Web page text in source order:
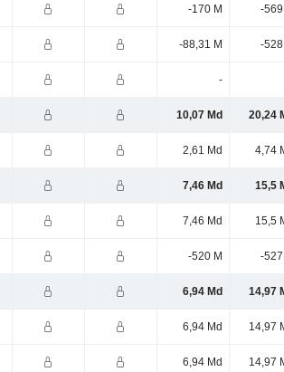
-170 M -569
-88,31 M -528
-
10,07 Md 20,24
2,61 Md 4,74
7,46 Md 15,5
7,46 Md 15,5
-520 M -527
6,94 Md 14,97
6,94 Md 14,97
6,94 Md 14,97